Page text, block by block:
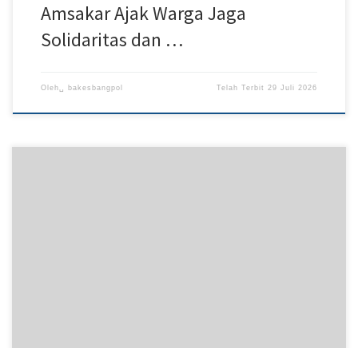
Amsakar Ajak Warga Jaga
Solidaritas dan …
Oleh␣ bakesbangpol Telah Terbit29 Juli 2026